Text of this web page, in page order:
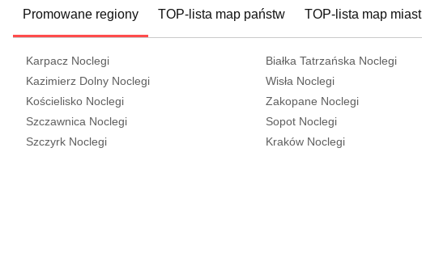
Promowane regiony TOP-lista map państw TOP-lista map miast
Karpacz Noclegi
Kazimierz Dolny Noclegi
Kościelisko Noclegi
Szczawnica Noclegi
Szczyrk Noclegi
Białka Tatrzańska Noclegi
Wisła Noclegi
Zakopane Noclegi
Sopot Noclegi
Kraków Noclegi